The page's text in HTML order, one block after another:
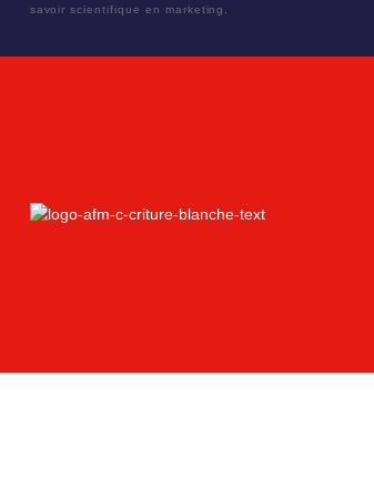
savoir scientifique en marketing.